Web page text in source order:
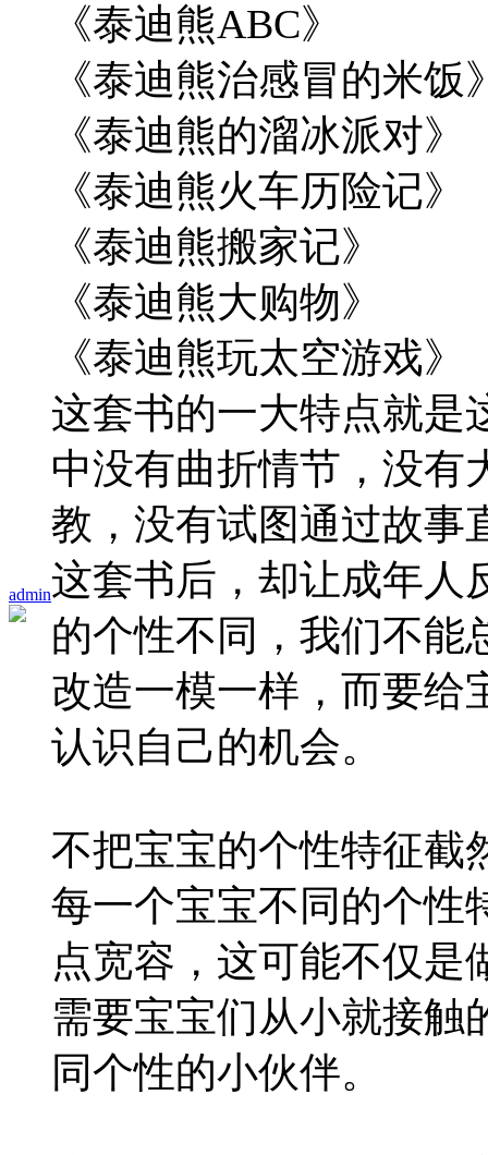
admin
《泰迪熊ABC》
《泰迪熊治感冒的米饭
《泰迪熊的溜冰派对》
《泰迪熊火车历险记》
《泰迪熊搬家记》
《泰迪熊大购物》
《泰迪熊玩太空游戏》
这套书的一大特点就是
中没有曲折情节，没有
教，没有试图通过故事
这套书后，却让成年人
的个性不同，我们不能
改造一模一样，而要给
认识自己的机会。
不把宝宝的个性特征截
每一个宝宝不同的个性
点宽容，这可能不仅是
需要宝宝们从小就接触
同个性的小伙伴。